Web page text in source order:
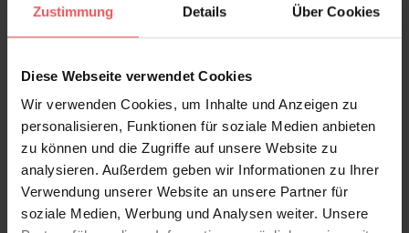
Zustimmung Details Über Cookies
Diese Webseite verwendet Cookies
Wir verwenden Cookies, um Inhalte und Anzeigen zu
personalisieren, Funktionen für soziale Medien anbieten
zu können und die Zugriffe auf unsere Website zu
analysieren. Außerdem geben wir Informationen zu Ihrer
Verwendung unserer Website an unsere Partner für
soziale Medien, Werbung und Analysen weiter. Unsere
Produktdetails
Versand & Zahlung
Bewertungen